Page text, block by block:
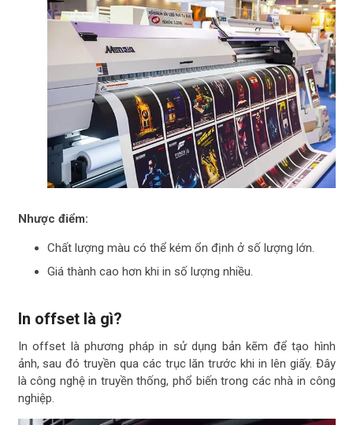
Nhược điểm:
Chất lượng màu có thể kém ổn định ở số lượng lớn.
Giá thành cao hơn khi in số lượng nhiều.
In offset là gì?
In offset là phương pháp in sử dụng bản kẽm để tạo hình
ảnh, sau đó truyền qua các trục lăn trước khi in lên giấy. Đây
là công nghệ in truyền thống, phổ biến trong các nhà in công
nghiệp.